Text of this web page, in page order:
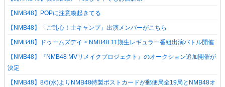
【NMB48】POPに注意喚起きてる
【NMB48】「ご乱心！士キャンプ」出演メンバーがこちら
【NMB48】ドゥームズデイ × NMB48 11期生レギュラー番組出演バトル開催
【NMB48】『NMB48 MVリメイクプロジェクト』のオークション追加開催が
決定
【NMB48】8/5(水)よりNMB48特製ポストカードが郵便局全19局とNMB48オ